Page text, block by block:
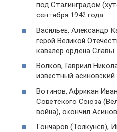
под Сталинградом
сентября 1942 года.
Васильев, Александр
герой Великой
кавалер ордена Славы.
Волков, Гавриил
известный асиновский
Вотинов, Африкан
Советского Союза
война), окончил
Гончаров (Толкунов),